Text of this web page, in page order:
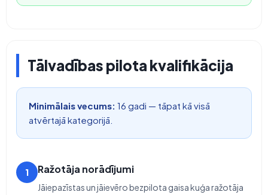
Tālvadības pilota kvalifikācija
Minimālais vecums: 16 gadi — tāpat kā visā
atvērtajā kategorijā.
1 Ražotāja norādījumi
Jāiepazīstas un jāievēro bezpilota gaisa kuģa ražotāja